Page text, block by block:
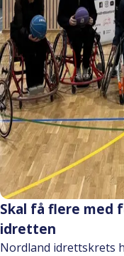
Skal få flere med
idretten
Nordland idrettskrets